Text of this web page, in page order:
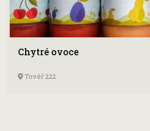
Chytré ovoce
Tovéř 222